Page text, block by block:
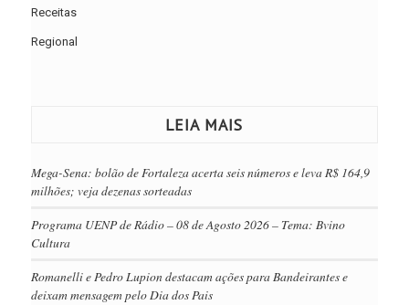
Receitas
Regional
LEIA MAIS
Mega-Sena: bolão de Fortaleza acerta seis números e leva R$ 164,9
milhões; veja dezenas sorteadas
Programa UENP de Rádio – 08 de Agosto 2026 – Tema: Bvino
Cultura
Romanelli e Pedro Lupion destacam ações para Bandeirantes e
deixam mensagem pelo Dia dos Pais